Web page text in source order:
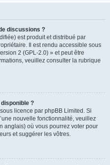
discussions ?
est produit et distribué par
Il est rendu accessible sous
2 (GPL-2.0) » et peut être
veuillez consulter la rubrique
disponible ?
licence par phpBB Limited. Si
nouvelle fonctionnalité, veuillez
anglais) où vous pourrez voter pour
et suggérer les vôtres.